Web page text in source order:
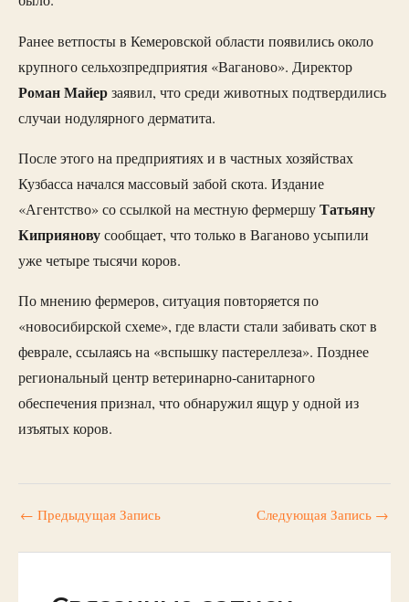
Ранее ветпосты в Кемеровской области появились около
крупного сельхозпредприятия «Ваганово». Директор
РоманМайерзаявил, что среди животных подтвердились
случаи нодулярного дерматита.
После этого на предприятиях и в частных хозяйствах
Кузбасса начался массовый забой скота. Издание
«Агентство» со ссылкой на местную фермершуТатьяну
Киприяновусообщает, что только в Ваганово усыпили
уже четыре тысячи коров.
По мнению фермеров, ситуация повторяется по
«новосибирской схеме», где власти стали забивать скот в
феврале, ссылаясь на «вспышку пастереллеза». Позднее
региональный центр ветеринарно-санитарного
обеспечения признал, что обнаружил ящур у одной из
изъятых коров.
← Предыдущая Запись Следующая Запись →